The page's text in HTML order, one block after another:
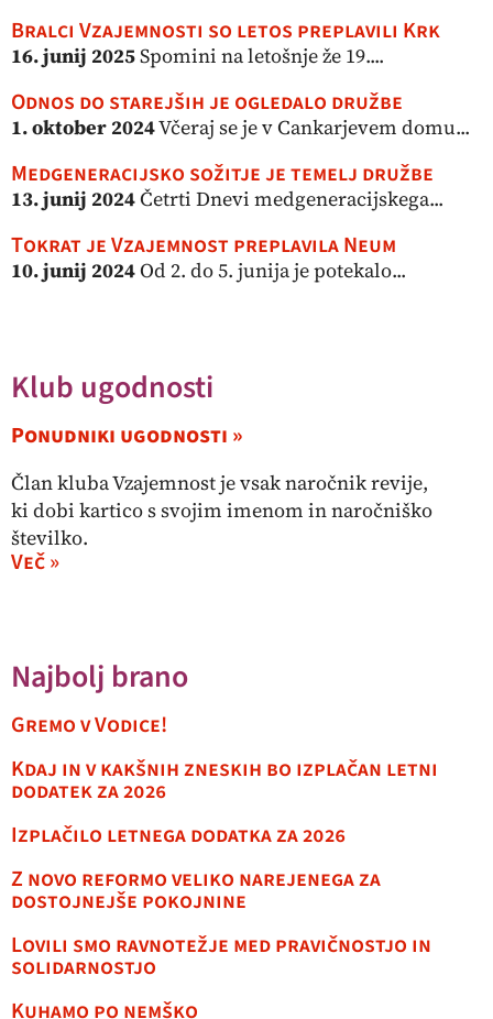
Bralci Vzajemnosti so letos preplavili Krk
16. junij 2025Spomini na letošnje že 19....
Odnos do starejših je ogledalo družbe
1. oktober 2024Včeraj se je v Cankarjevem domu...
Medgeneracijsko sožitje je temelj družbe
13. junij 2024Četrti Dnevi medgeneracijskega...
Tokrat je Vzajemnost preplavila Neum
10. junij 2024Od 2. do 5. junija je potekalo...
Klub ugodnosti
Ponudniki ugodnosti »
Član kluba Vzajemnost je vsak naročnik revije,
ki dobi kartico s svojim imenom in naročniško
številko.
Več »
Najbolj brano
Gremo v Vodice!
Kdaj in v kakšnih zneskih bo izplačan letni
dodatek za 2026
Izplačilo letnega dodatka za 2026
Z novo reformo veliko narejenega za
dostojnejše pokojnine
Lovili smo ravnotežje med pravičnostjo in
solidarnostjo
Kuhamo po nemško